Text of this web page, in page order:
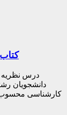
درس نظریه
دانشجویان
کارشناسی محسوب